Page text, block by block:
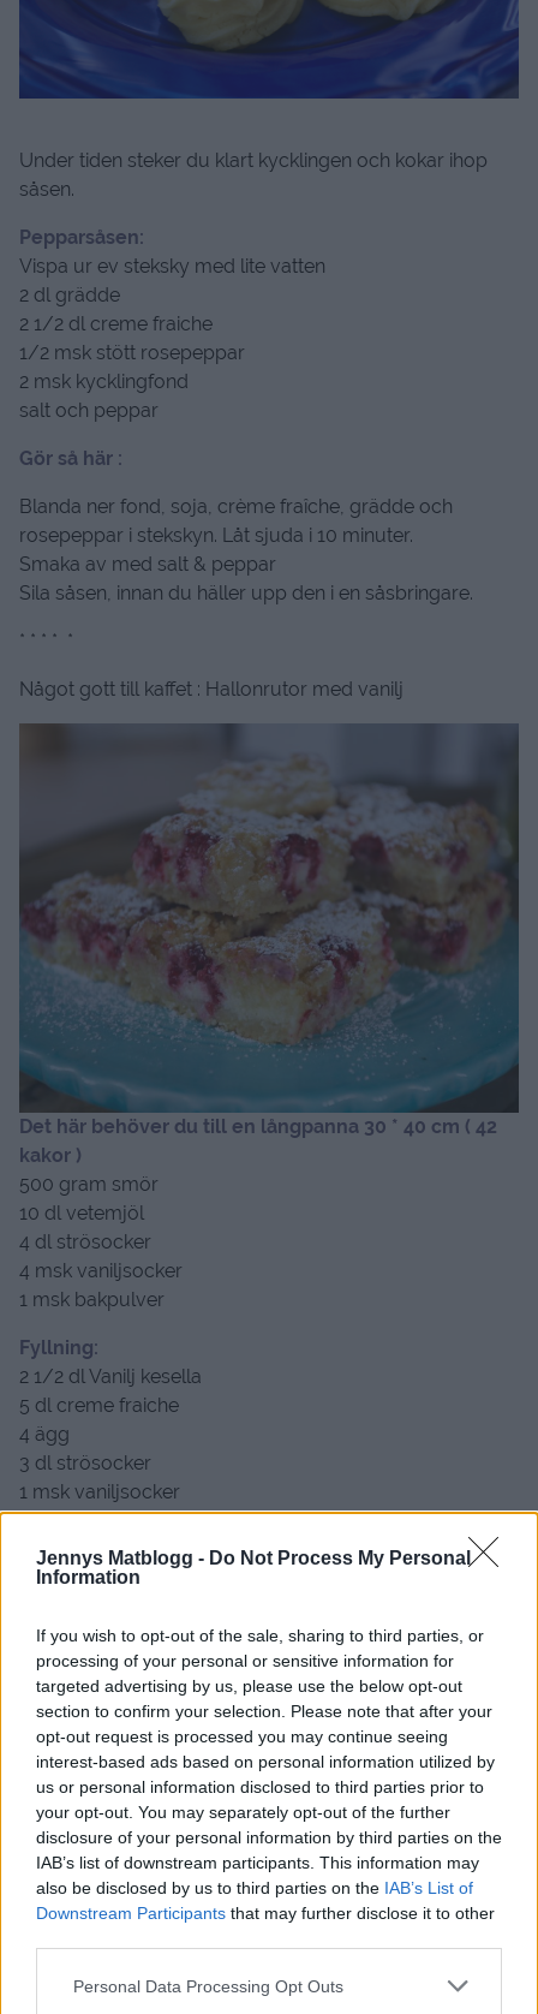
Jennys Matblogg - Do Not Process My Personal
Information
If you wish to opt-out of the sale, sharing to third parties, or
processing of your personal or sensitive information for
targeted advertising by us, please use the below opt-out
section to confirm your selection. Please note that after your
opt-out request is processed you may continue seeing
interest-based ads based on personal information utilized by
us or personal information disclosed to third parties prior to
your opt-out. You may separately opt-out of the further
disclosure of your personal information by third parties on the
IAB’s list of downstream participants. This information may
also be disclosed by us to third parties on the IAB’s List of
Downstream Participants that may further disclose it to other
Personal Data Processing Opt Outs
Under tiden steker du klart kycklingen och kokar ihop
såsen.
Pepparsåsen:
Vispa ur ev steksky med lite vatten
2 dl grädde
2 1/2 dl creme fraiche
1/2 msk stött rosepeppar
2 msk kycklingfond
salt och peppar
Gör så här :
Blanda ner fond, soja, crème fraîche, grädde och
rosepeppar i stekskyn. Låt sjuda i 10 minuter.
Smaka av med salt & peppar
Sila såsen, innan du häller upp den i en såsbringare.
* * * * *
Något gott till kaffet : Hallonrutor med vanilj
Det här behöver du till en långpanna 30 * 40 cm ( 42
kakor )
500 gram smör
10 dl vetemjöl
4 dl strösocker
4 msk vaniljsocker
1 msk bakpulver
Fyllning:
2 1/2 dl Vanilj kesella
5 dl creme fraiche
4 ägg
3 dl strösocker
1 msk vaniljsocker
Gör så här:
Jobba ihop mördegen i en matberedare, har du liten så
kan du göra hälften först och hälften sen till toppingen.
Hälften av mördegen ska tryckas ut i den smorda
formen.
Rör sedan ihop fyllningen och häll ut över kakan. Tryck
ner hallon i smeten. Strössla sedan den andra delen av
mördegen över fyllnings och grädda i mitten på ugnen i
30 minuter. Ta ut och låt svalna, innan du skär lagom fina
rutor.
Blir helt galet saftig och med krispig toppen.
6 JUNI, 2021